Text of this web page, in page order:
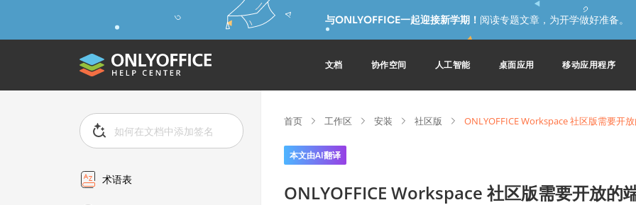
与ONLYOFFICE一起迎接新学期！ 阅读专题文章，为开学做好准备。
文档 协作空间 人工智能 桌面应用 移动应用程序
术语表
首页 工作区 安装 社区版 ONLYOFFICE Workspace 社区版需要开
本文由AI翻译
ONLYOFFICE Workspace 社区版需要开放的